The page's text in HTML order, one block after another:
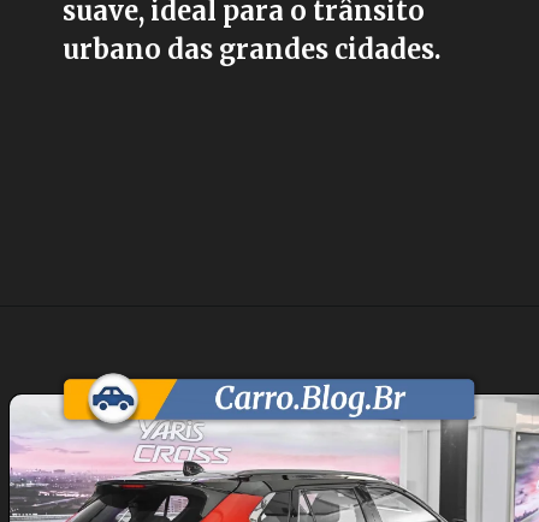
suave, ideal para o trânsito
urbano das grandes cidades.